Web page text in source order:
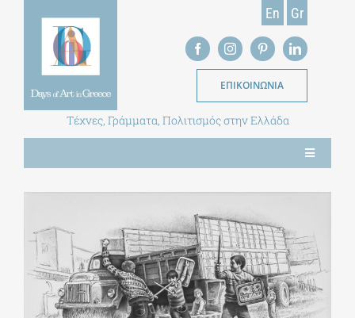
En Gr
ΕΠΙΚΟΙΝΩΝΙΑ
Τέχνες, Γράμματα, Πολιτισμός στην Ελλάδα
Toggle
Navigation
ΝΕΑ
ΕΝΤΥΠΗ ΕΚΔΟΣΗ
ΒΙΒΛΙΟΘΗΚΗ